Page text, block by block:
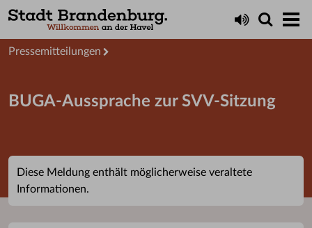
Presseservice
Pressemitteilungen
BUGA-Aussprache zur SVV-Sitzung
Diese Meldung enthält möglicherweise veraltete
Informationen.